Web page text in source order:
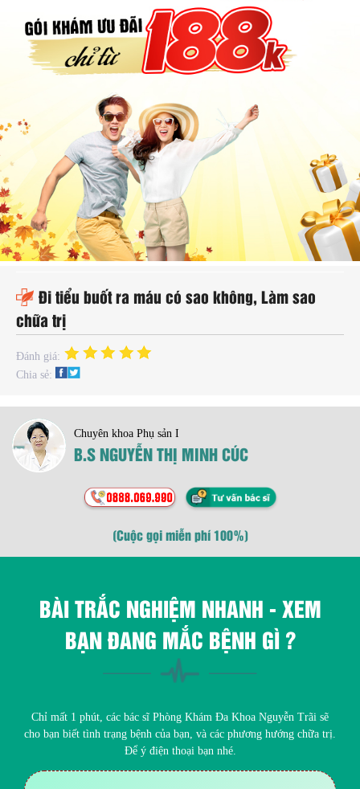
Đi tiểu buốt ra máu có sao không, Làm sao
chữa trị
Đánh giá:
Chia sẻ:
Chuyên khoa Phụ sản I
B.S NGUYỄN THỊ MINH CÚC
(Cuộc gọi miễn phí 100%)
BÀI TRẮC NGHIỆM NHANH - XEM
BẠN ĐANG MẮC BỆNH GÌ ?
Chỉ mất 1 phút, các bác sĩ Phòng Khám Đa Khoa Nguyễn Trãi sẽ
cho bạn biết tình trạng bệnh của bạn, và các phương hướng chữa trị.
Để ý điện thoại bạn nhé.